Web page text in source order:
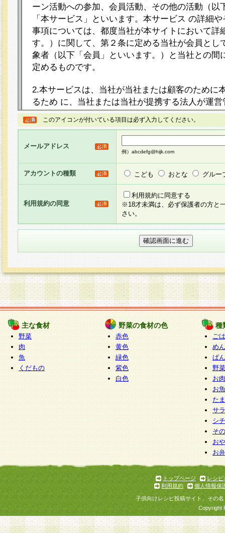
ーン活動への参加、会員活動、その他の活動（以
「本サービス」といいます。本サービス の詳細
事項については、都度当社が本サイトにおいて詳
す。）に関して、第２条に定める当社が会員とし
象者（以下「会員」といいます。）と当社との間
定めるものです。
2.本サービスは、当社が当社または顧客のために
るため に、当社または当社が提携する法人が運
ト（以下「本サイト」といいます。）上に本サー
ージを設け、会員がアンケー ト調査に回答する
し、その結果を当社が集計・分析その他の利用を
るものです。なお、本サービスは、それぞれの目
員に対して本サービスの依頼を行うこともあり、
た全ての会員に対して本サービスの依頼をすると
りま す。
3.当社は、会員の事前の承諾を得ることなく、当
方 法・手段にて、本規約を任意に制定、変更ま
きるものとします。改定後の本規約等は、本規約
に掲示したときに、その 他の諸規定については
てその効力を生じるものとします。
4.本規約は、会員登録希望者による会員登録手続
の当社による会員登録の承認が完了した時点で会
たものとみなされ、会員に対して適用されるもの
5.当社がお聞きする個人情報は、すべて会員登録
で提 供いただいたものと考えております。従っ
自らの個人情報の提供を希望されない場合には、
をお預かりいたしません が、提供されないこと
商品やサービス等をご利用いただけない場合があ
了承ください。
6.当社は、お客様から当社が保有している個人情
加・ 利用停止等を求められた場合には、ご本人
て確認できた場合に限り、法令に準拠して合理的
いただきます。なお、開示 請求等の請求先は個
ります。
1.会員とは、本規約等を承諾のうえ、当社所定の
了し、当社が承認した者、グループとします。な
が以下に該当する場合は会員登録をすることがで
このアイコンが付いている項目は必ず入力してください。
メールアドレス
例）abcdefg@hijk.com
アカウントの種類 こども おとな グルー
利用規約の同意
利用規約に同意する
※18才未満は、必ず保護者の方と
さい。
主な食材
野菜
肉
魚
くだもの
野菜の食材の色
赤色
黄色
緑色
紫色
白色
種
ご
めん
ぱん
野
お
お
た
サ
シ
そ
お
お
トップページ
レシピ
利用規約
個人情報保
子供向けレシピ投稿サイト、その
Copyright